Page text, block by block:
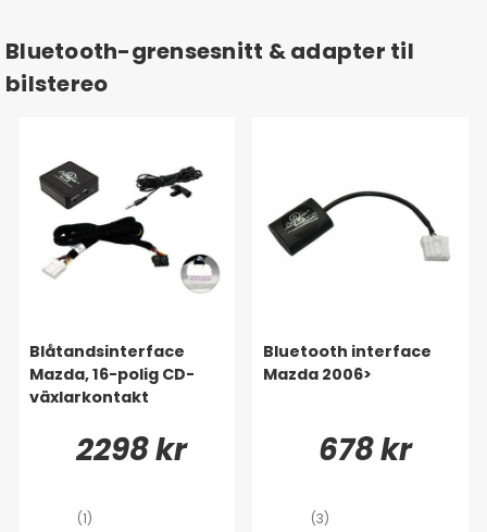
Bluetooth-grensesnitt & adapter til
bilstereo
Blåtandsinterface
Mazda, 16-polig CD-
växlarkontakt
2298 kr
(1)
Bluetooth interface
Mazda 2006>
678 kr
(3)